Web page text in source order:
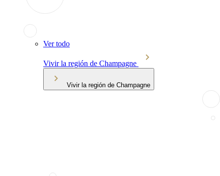
Ver todo
Vivir la región de Champagne
Vivir la región de Champagne